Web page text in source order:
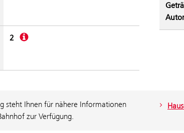
2 Beschreibung
steht Ihnen für nähere Informationen
zur Verfügung.